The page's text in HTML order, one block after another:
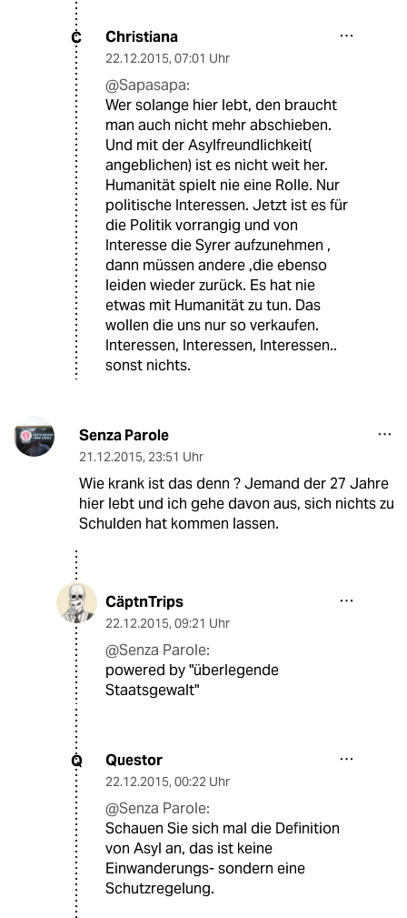
C Christiana
22.12.2015, 07:01 Uhr
@Sapasapa:
Wer solange hier lebt, den braucht
man auch nicht mehr abschieben.
Und mit der Asylfreundlichkeit(
angeblichen) ist es nicht weit her.
Humanität spielt nie eine Rolle. Nur
politische Interessen. Jetzt ist es für
die Politik vorrangig und von
Interesse die Syrer aufzunehmen ,
dann müssen andere ,die ebenso
leiden wieder zurück. Es hat nie
etwas mit Humanität zu tun. Das
wollen die uns nur so verkaufen.
Interessen, Interessen, Interessen..
sonst nichts.
Senza Parole
21.12.2015, 23:51 Uhr
Wie krank ist das denn ? Jemand der 27 Jahre
hier lebt und ich gehe davon aus, sich nichts zu
Schulden hat kommen lassen.
CäptnTrips
22.12.2015, 09:21 Uhr
@Senza Parole:
powered by "überlegende
Staatsgewalt" 
Q Questor
22.12.2015, 00:22 Uhr
@Senza Parole:
Schauen Sie sich mal die Definition
von Asyl an, das ist keine
Einwanderungs- sondern eine
Schutzregelung.